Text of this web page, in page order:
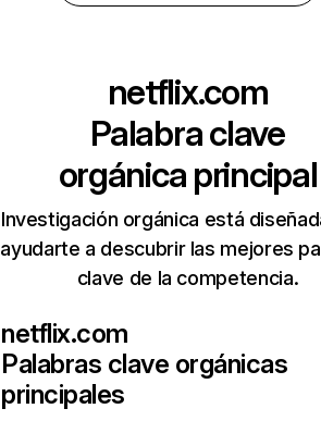
netflix.com
Palabra clave
orgánica principal
Investigación orgánica está
ayudarte a descubrir las mejores
clave de la competencia.
netflix.com
Palabras clave orgánicas
principales